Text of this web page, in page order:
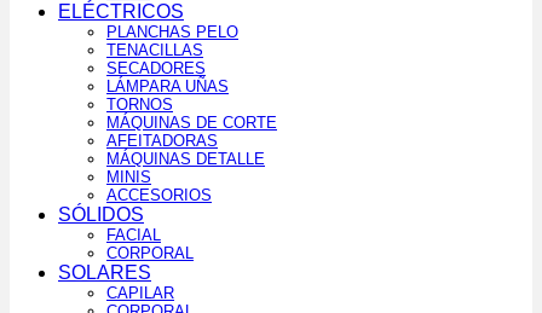
ELÉCTRICOS
PLANCHAS PELO
TENACILLAS
SECADORES
LÁMPARA UÑAS
TORNOS
MÁQUINAS DE CORTE
AFEITADORAS
MÁQUINAS DETALLE
MINIS
ACCESORIOS
SÓLIDOS
FACIAL
CORPORAL
SOLARES
CAPILAR